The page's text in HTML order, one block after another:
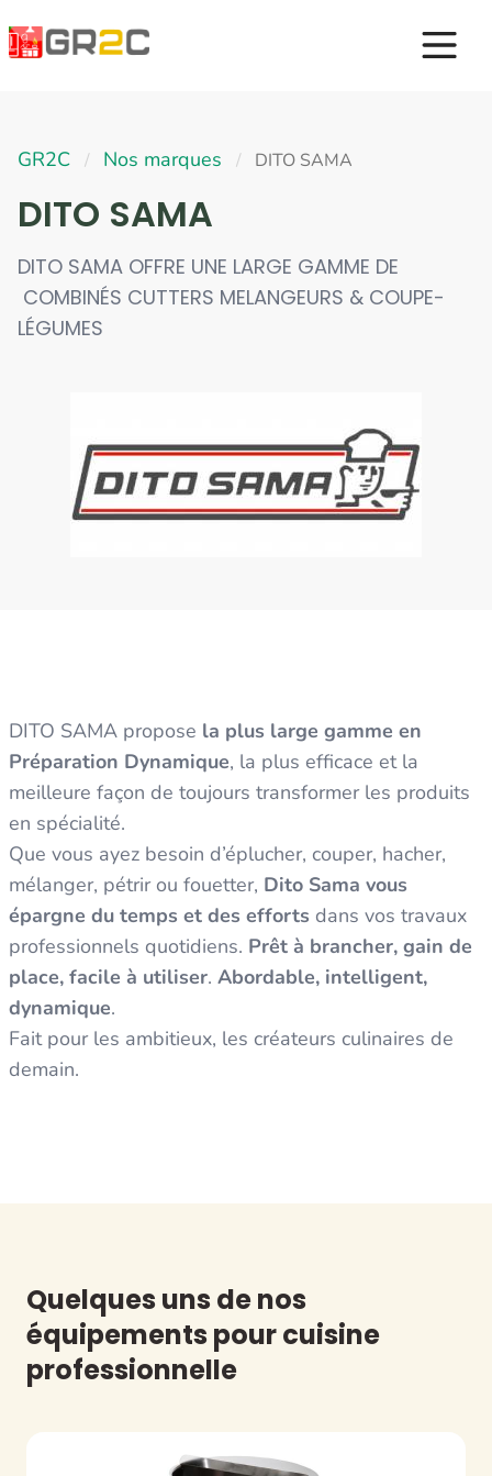
GR2C / Nos marques / DITO SAMA
DITO SAMA
DITO SAMA OFFRE UNE LARGE GAMME DE
COMBINÉS CUTTERS MELANGEURS & COUPE-
LÉGUMES
DITO SAMA propose la plus large gamme en
Préparation Dynamique, la plus efficace et la
meilleure façon de toujours transformer les produits
en spécialité.
Que vous ayez besoin d’éplucher, couper, hacher,
mélanger, pétrir ou fouetter, Dito Sama vous
épargne du temps et des efforts dans vos travaux
professionnels quotidiens. Prêt à brancher, gain de
place, facile à utiliser. Abordable, intelligent,
dynamique.
Fait pour les ambitieux, les créateurs culinaires de
demain.
Quelques uns de nos
équipements pour cuisine
professionnelle